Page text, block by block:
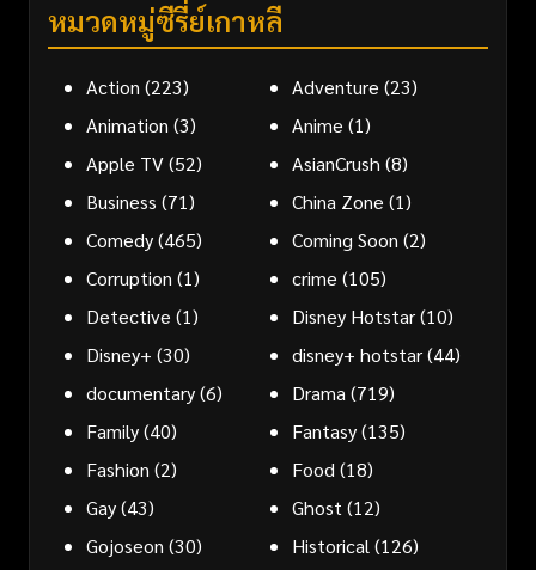
หมวดหมู่ซีรี่ย์เกาหลี
Action (223) Adventure (23)
Animation (3) Anime (1)
Apple TV(52) AsianCrush (8)
Business (71) China Zone (1)
Comedy(465) Coming Soon (2)
Corruption (1) crime (105)
Detective (1) Disney Hotstar(10)
Disney+ (30) disney+ hotstar(44)
documentary(6) Drama(719)
Family(40) Fantasy(135)
Fashion (2) Food(18)
Gay(43) Ghost(12)
Gojoseon (30) Historical(126)